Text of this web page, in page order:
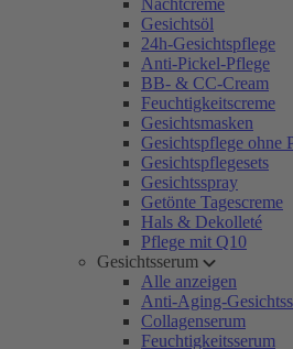
Nachtcreme
Gesichtsöl
24h-Gesichtspflege
Anti-Pickel-Pflege
BB- & CC-Cream
Feuchtigkeitscreme
Gesichtsmasken
Gesichtspflege ohne
Gesichtspflegesets
Gesichtsspray
Getönte Tagescreme
Hals & Dekolleté
Pflege mit Q10
Gesichtsserum
Alle anzeigen
Anti-Aging-
Collagenserum
Feuchtigkeitsserum